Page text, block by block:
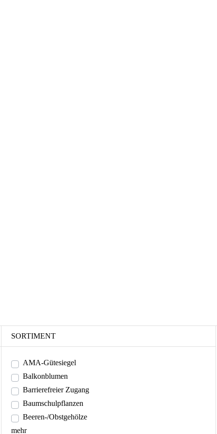
SORTIMENT
AMA-Gütesiegel
Balkonblumen
Barrierefreier Zugang
Baumschulpflanzen
Beeren-/Obstgehölze
mehr